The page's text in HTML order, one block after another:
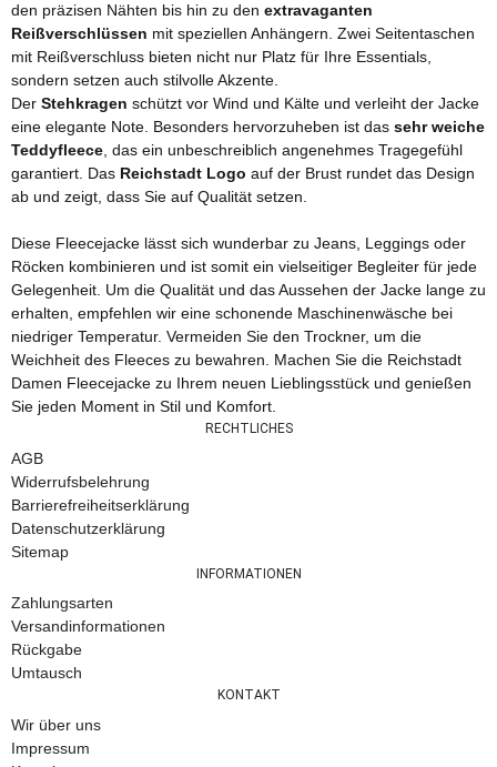
den präzisen Nähten bis hin zu den extravaganten
Reißverschlüssen mit speziellen Anhängern. Zwei Seitentaschen
mit Reißverschluss bieten nicht nur Platz für Ihre Essentials,
sondern setzen auch stilvolle Akzente.
Der Stehkragen schützt vor Wind und Kälte und verleiht der Jacke
eine elegante Note. Besonders hervorzuheben ist das sehr weiche
Teddyfleece , das ein unbeschreiblich angenehmes Tragegefühl
garantiert. Das Reichstadt Logo auf der Brust rundet das Design
ab und zeigt, dass Sie auf Qualität setzen.
Diese Fleecejacke lässt sich wunderbar zu Jeans, Leggings oder
Röcken kombinieren und ist somit ein vielseitiger Begleiter für jede
Gelegenheit. Um die Qualität und das Aussehen der Jacke lange zu
erhalten, empfehlen wir eine schonende Maschinenwäsche bei
niedriger Temperatur. Vermeiden Sie den Trockner, um die
Weichheit des Fleeces zu bewahren. Machen Sie die Reichstadt
Damen Fleecejacke zu Ihrem neuen Lieblingsstück und genießen
Sie jeden Moment in Stil und Komfort.
RECHTLICHES
AGB
Widerrufsbelehrung
Barrierefreiheitserklärung
Datenschutzerklärung
Sitemap
INFORMATIONEN
Zahlungsarten
Versandinformationen
Rückgabe
Umtausch
KONTAKT
Wir über uns
Impressum